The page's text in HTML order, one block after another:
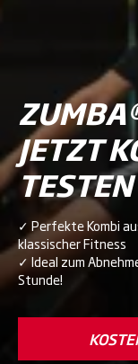
JETZT
TESTEN
✓ Perfekte Kombi
klassischer Fitness
✓ Ideal zum
Stunde!